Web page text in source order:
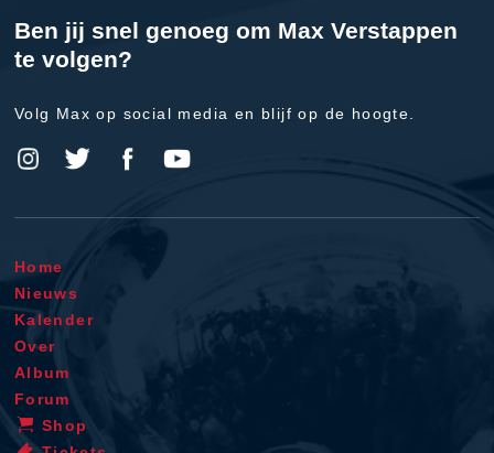
Ben jij snel genoeg om Max Verstappen
te volgen?
Volg Max op social media en blijf op de hoogte.
Home
Nieuws
Kalender
Over
Album
Forum
Shop